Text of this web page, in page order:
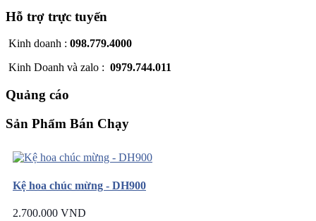
Hỗ trợ trực tuyến
Kinh doanh : 098.779.4000
Kinh Doanh và zalo : 0979.744.011
Quảng cáo
Sản Phẩm Bán Chạy
Kệ hoa chúc mừng - DH900
2.700.000 VND